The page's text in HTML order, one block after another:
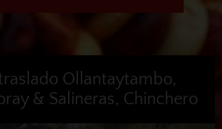
Ollantaytambo,
& Salineras, Chinchero